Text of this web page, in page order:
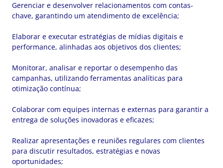
Gerenciar e desenvolver relacionamentos com contas-
chave, garantindo um atendimento de excelência;
Elaborar e executar estratégias de mídias digitais e
performance, alinhadas aos objetivos dos clientes;
Monitorar, analisar e reportar o desempenho das
campanhas, utilizando ferramentas analíticas para
otimização contínua;
Colaborar com equipes internas e externas para garantir a
entrega de soluções inovadoras e eficazes;
Realizar apresentações e reuniões regulares com clientes
para discutir resultados, estratégias e novas
oportunidades;